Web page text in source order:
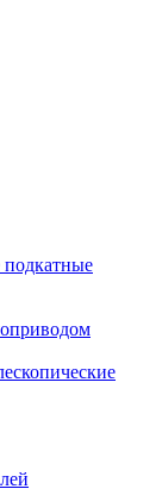
подкатные